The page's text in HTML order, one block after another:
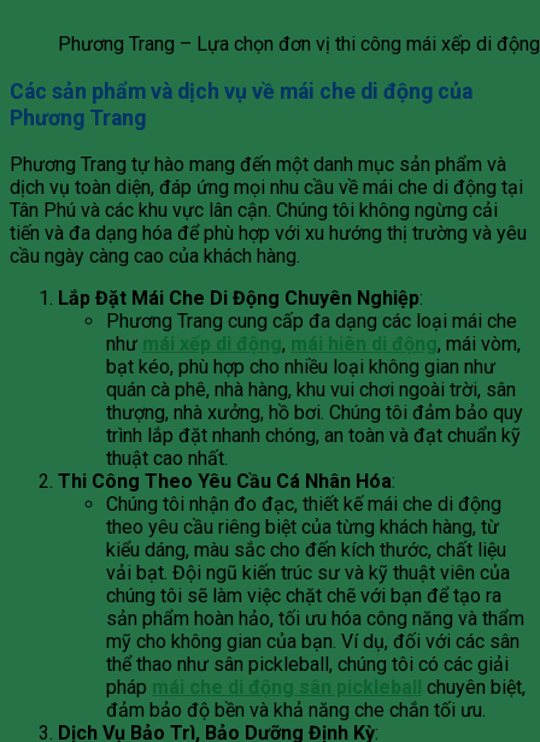
Phương Trang – Lựa chọn đơn vị thi công mái xếp di
Các sản phẩm và dịch vụ về mái che di động của
Phương Trang
Phương Trang tự hào mang đến một danh mục sản phẩm và
dịch vụ toàn diện, đáp ứng mọi nhu cầu về mái che di động tại
Tân Phú và các khu vực lân cận. Chúng tôi không ngừng cải
tiến và đa dạng hóa để phù hợp với xu hướng thị trường và yêu
cầu ngày càng cao của khách hàng.
Lắp Đặt Mái Che Di Động Chuyên Nghiệp:
Phương Trang cung cấp đa dạng các loại mái che
như mái xếp di động, mái hiên di động, mái vòm,
bạt kéo, phù hợp cho nhiều loại không gian như
quán cà phê, nhà hàng, khu vui chơi ngoài trời, sân
thượng, nhà xưởng, hồ bơi. Chúng tôi đảm bảo quy
trình lắp đặt nhanh chóng, an toàn và đạt chuẩn kỹ
thuật cao nhất.
Thi Công Theo Yêu Cầu Cá Nhân Hóa:
Chúng tôi nhận đo đạc, thiết kế mái che di động
theo yêu cầu riêng biệt của từng khách hàng, từ
kiểu dáng, màu sắc cho đến kích thước, chất liệu
vải bạt. Đội ngũ kiến trúc sư và kỹ thuật viên của
chúng tôi sẽ làm việc chặt chẽ với bạn để tạo ra
sản phẩm hoàn hảo, tối ưu hóa công năng và thẩm
mỹ cho không gian của bạn. Ví dụ, đối với các sân
thể thao như sân pickleball, chúng tôi có các giải
pháp mái che di động sân pickleball
chuyên biệt,
đảm bảo độ bền và khả năng che chắn tối ưu.
Dịch Vụ Bảo Trì, Bảo Dưỡng Định Kỳ: